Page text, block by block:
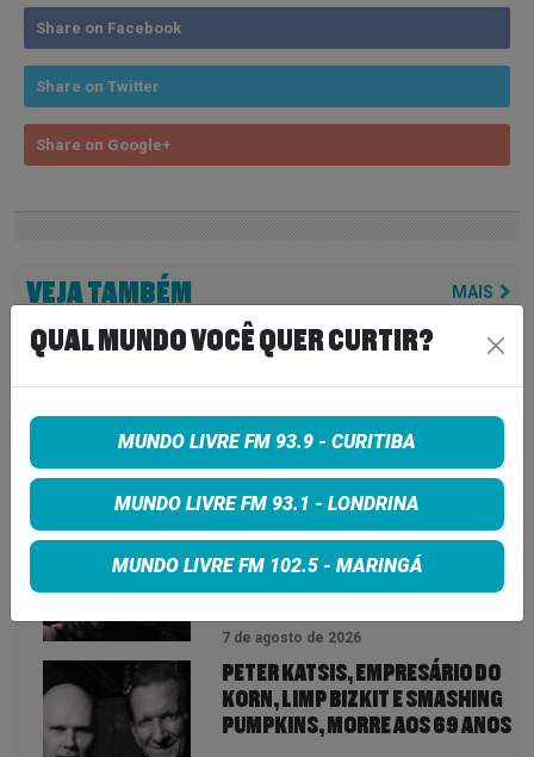
Share on Facebook
Share on Twitter
Share on Google+
VEJA TAMBÉM MAIS
LINDSEY BUCKINGHAM REVELA
7 de agosto de 2026
NEIL YOUNG ANUNCIA ÁLBUM
‘SECOND SONG’ E LANÇA FAIXA
DE 11 MINUTOS QUE ANTECIPA
7 de agosto de 2026
PETER KATSIS, EMPRESÁRIO DO
KORN, LIMP BIZKIT E SMASHING
PUMPKINS, MORRE AOS 69 ANOS
QUAL MUNDO VOCÊ QUER CURTIR?
MUNDO LIVRE FM 93.9 - CURITIBA
MUNDO LIVRE FM 93.1 - LONDRINA
MUNDO LIVRE FM 102.5 - MARINGÁ